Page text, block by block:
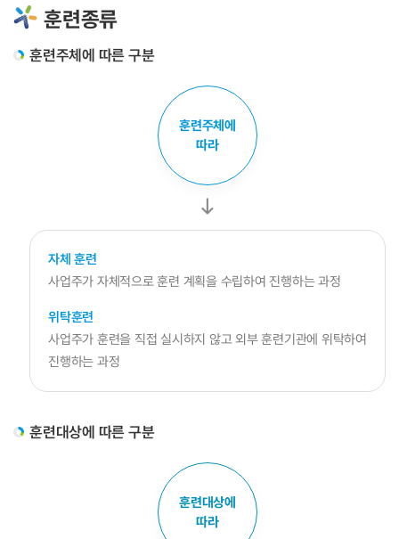
훈련종류
훈련주체에 따른 구분
훈련주체에
따라
자체 훈련
사업주가 자체적으로 훈련 계획을 수립하여 진행하는 과정
위탁훈련
사업주가 훈련을 직접 실시하지 않고 외부 훈련기관에 위탁하여
진행하는 과정
훈련대상에 따른 구분
훈련대상에
따라